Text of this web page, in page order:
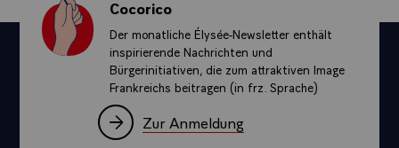
Cocorico
Der monatliche Élysée-Newsletter enthält
inspirierende Nachrichten und
Bürgerinitiativen, die zum attraktiven Image
Frankreichs beitragen (in frz. Sprache)
Zur Anmeldung